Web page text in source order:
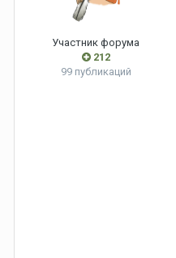
Участник форума
212
99 публикаций